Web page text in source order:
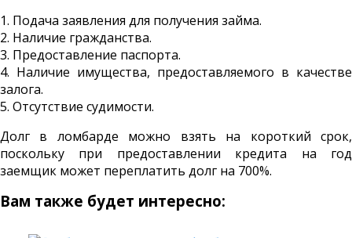
1. Подача заявления для получения займа.
2. Наличие гражданства.
3. Предоставление паспорта.
4. Наличие имущества, предоставляемого в качестве
залога.
5. Отсутствие судимости.
Долг в ломбарде можно взять на короткий срок,
поскольку при предоставлении кредита на год
заемщик может переплатить долг на 700%.
Вам также будет интересно: